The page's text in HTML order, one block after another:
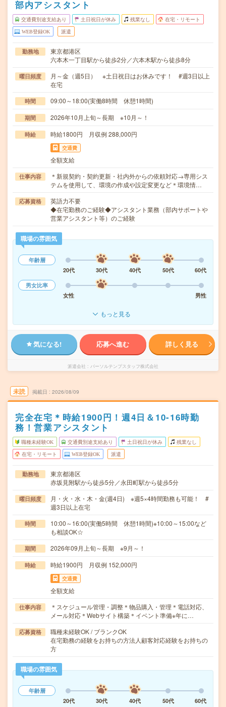
部内アシスタント
交通費別途支給あり 土日祝日が休み 残業なし 在宅・リモート
WEB登録OK 派遣
勤務地
東京都港区
六本木一丁目駅から徒歩2分／六本木駅から徒歩8分
曜日頻度
月～金（週5日） ※土日祝日はお休みです！ #週3日以上
在宅
時間 09:00～18:00(実働8時間 休憩1時間)
期間 2026年10月上旬～長期 ※10月～！
時給 時給1800円 月収例 288,000円
交通費
全額支給
仕事内容
＊新規契約・契約更新・社内外からの依頼対応→専用シス
テムを使用して、環境の作成や設定変更など＊環境情…
応募資格
英語力不要
◆在宅勤務のご経験◆アシスタント業務（部内サポートや
営業アシスタント等）のご経験
職場の雰囲気
年齢層
20代
30代 40代 50代
60代
男女比率
女性
男性
もっと見る
気になる! 応募へ進む 詳しく見る
派遣会社 パーソルテンプスタッフ株式会社
未読 掲載日 2026/08/09
完全在宅＊時給1900円！週4日＆10-16時勤
務！営業アシスタント
職種未経験OK 交通費別途支給あり 土日祝日が休み 残業なし
在宅・リモート WEB登録OK 派遣
勤務地
東京都港区
赤坂見附駅から徒歩5分／永田町駅から徒歩5分
曜日頻度
月・火・水・木・金(週4日) ※週5×4時間勤務も可能！ #
週3日以上在宅
時間
10:00～16:00(実働5時間 休憩1時間)※10:00～15:00など
も相談OK☆
期間 2026年09月上旬～長期 ※9月～！
時給 時給1900円 月収例 152,000円
交通費
全額支給
仕事内容
＊スケジュール管理・調整＊物品購入・管理＊電話対応、
メール対応＊Webサイト構築＊イベント準備※年に…
応募資格
職種未経験OK / ブランクOK
在宅勤務の経験をお持ちの方法人顧客対応経験をお持ちの
方
職場の雰囲気
年齢層
20代
30代 40代 50代
60代